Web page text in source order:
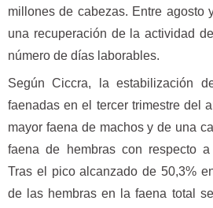
millones de cabezas. Entre agosto
una recuperación de la actividad
número de días laborables.
Según Ciccra, la estabilización
faenadas en el tercer trimestre del
mayor faena de machos y de una
faena de hembras con respecto
Tras el pico alcanzado de 50,3%
de las hembras en la faena total